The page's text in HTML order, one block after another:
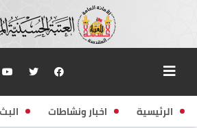
الرئيسية اخبار ونشاطات